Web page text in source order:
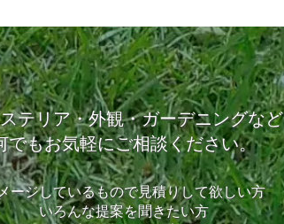
テリア・外観・ガーデニングなど
でもお気軽にご相談ください。
ージしているもので見積りして欲しい方
いろんな提案を聞きたい方